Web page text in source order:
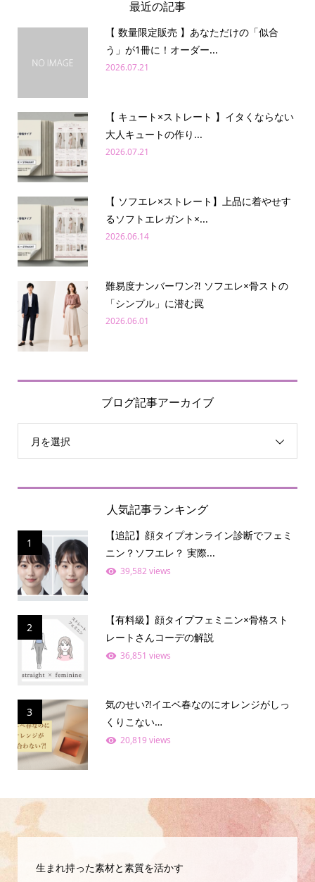
最近の記事
【 数量限定販売 】あなただけの「似合
う」が1冊に！オーダー...
2026.07.21
【 キュート×ストレート 】イタくならない
大人キュートの作り...
2026.07.21
【 ソフエレ×ストレート】上品に着やせす
るソフトエレガント×...
2026.06.14
難易度ナンバーワン⁈ ソフエレ×骨ストの
「シンプル」に潜む罠
2026.06.01
ブログ記事アーカイブ
月を選択
人気記事ランキング
1
【追記】顔タイプオンライン診断でフェミ
ニン？ソフエレ？ 実際...
39,582 views
2
【有料級】顔タイプフェミニン×骨格スト
レートさんコーデの解説
36,851 views
3
気のせい⁈イエベ春なのにオレンジがしっ
くりこない…
20,819 views
生まれ持った素材と素質を活かす